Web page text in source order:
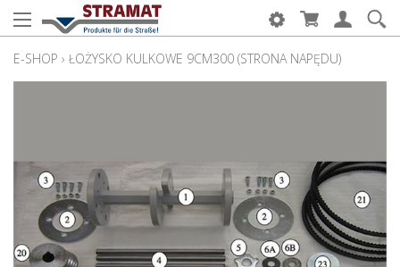
E-SHOP › ŁOŻYSKO KULKOWE 9CM300 (STRONA NAPĘDU)